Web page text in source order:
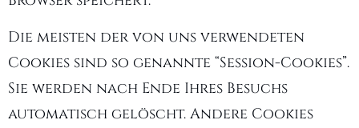
Die meisten der von uns verwendeten
Cookies sind so genannte “Session-Cookies”.
Sie werden nach Ende Ihres Besuchs
automatisch gelöscht. Andere Cookies